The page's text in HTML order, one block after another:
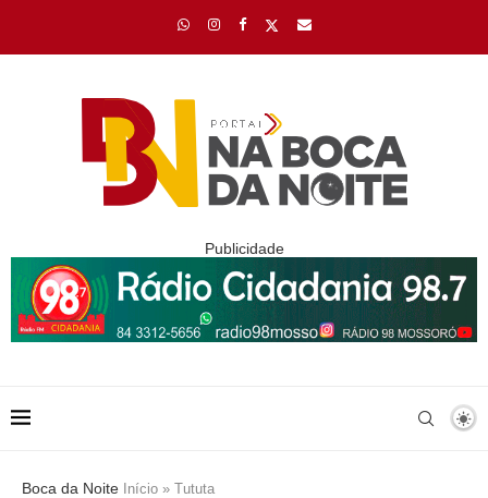
Publicidade
Boca da Noite Início » Tututa